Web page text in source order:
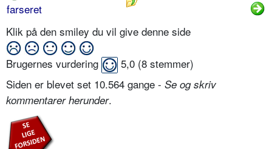
farseret
Klik på den smiley du vil give denne side
Brugernes vurdering 5,0 (8 stemmer)
Siden er blevet set 10.564 gange - Se og skriv
kommentarer herunder.